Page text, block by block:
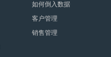
如何倒入数据
客户管理
销售管理